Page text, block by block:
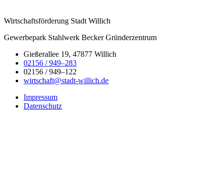
Wirtschaftsförderung Stadt Willich
Gewerbepark Stahlwerk Becker Gründerzentrum
Gießerallee 19, 47877 Willich
02156 / 949–283
02156 / 949–122
wirtschaft@stadt-willich.de
Impressum
Datenschutz